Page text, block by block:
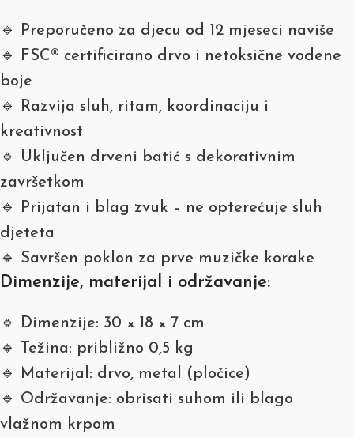
🔹 Preporučeno za djecu od 12 mjeseci naviše
🔹 FSC® certificirano drvo i netoksične vodene
boje
🔹 Razvija sluh, ritam, koordinaciju i
kreativnost
🔹 Uključen drveni batić s dekorativnim
završetkom
🔹 Prijatan i blag zvuk – ne opterećuje sluh
djeteta
🔹 Savršen poklon za prve muzičke korake
Dimenzije, materijal i održavanje:
🔹 Dimenzije: 30 × 18 × 7 cm
🔹 Težina: približno 0,5 kg
🔹 Materijal: drvo, metal (pločice)
🔹 Održavanje: obrisati suhom ili blago
vlažnom krpom